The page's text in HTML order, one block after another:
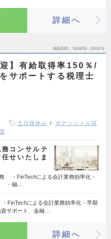
詳細へ
掲載期間 26/08/06～26/08/19
】有給取得率150％/
サポートする税理士
土日祝休み
ポテンシャル採
コンサルテ
せいたしま
・FinTechによる会計業務効率化・
・融…
FinTechによる会計業務効率化・早期
サポート、金融…
詳細へ